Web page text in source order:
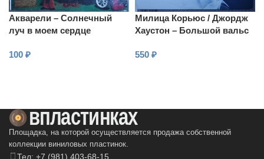
Акварели – Солнечный
луч в моем сердце
100 ₽
Милица Корьюс / Джордж
Хаустон – Большой вальс
550 ₽
Площадка, на которой осуществляется продажа собственной
коллекции виниловых пластинок.
Тел: +7 (981) 403-68-15